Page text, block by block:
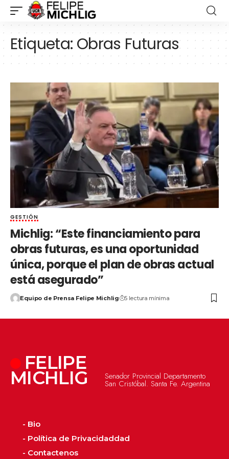
Etiqueta:Obras Futuras
GESTIÓN
Michlig: “Este financiamiento para
obras futuras, es una oportunidad
única, porque el plan de obras actual
está asegurado”
Equipo de Prensa Felipe Michlig 5 lectura mínima
FELIPE
MICHLIG Senador Provincial Departamento
San Cristóbal. Santa Fe. Argentina
- Bio
- Política de Privacidaddad
- Contactenos